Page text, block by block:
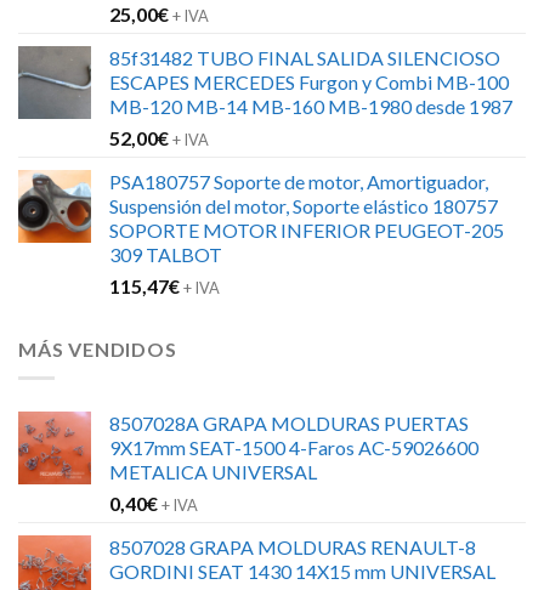
25,00€+ IVA
85f31482 TUBO FINAL SALIDA SILENCIOSO
ESCAPES MERCEDES Furgon y Combi MB-100
MB-120 MB-14 MB-160 MB-1980 desde 1987
52,00€+ IVA
PSA180757 Soporte de motor, Amortiguador,
Suspensión del motor, Soporte elástico 180757
SOPORTE MOTOR INFERIOR PEUGEOT-205
309 TALBOT
115,47€+ IVA
MÁS VENDIDOS
8507028A GRAPA MOLDURAS PUERTAS
9X17mm SEAT-1500 4-Faros AC-59026600
METALICA UNIVERSAL
0,40€+ IVA
8507028 GRAPA MOLDURAS RENAULT-8
GORDINI SEAT 1430 14X15 mm UNIVERSAL